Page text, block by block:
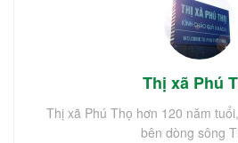
Thị xã Phú
Thị xã Phú Thọ hơn 120 năm
bên dòng sông